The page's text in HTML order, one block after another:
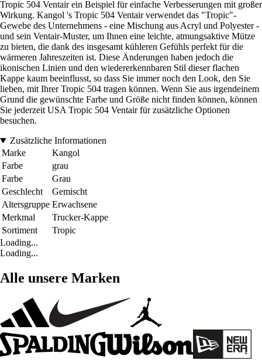
Tropic 504 Ventair ein Beispiel für einfache Verbesserungen mit großer
Wirkung. Kangol 's Tropic 504 Ventair verwendet das "Tropic"-
Gewebe des Unternehmens - eine Mischung aus Acryl und Polyester -
und sein Ventair-Muster, um Ihnen eine leichte, atmungsaktive Mütze
zu bieten, die dank des insgesamt kühleren Gefühls perfekt für die
wärmeren Jahreszeiten ist. Diese Änderungen haben jedoch die
ikonischen Linien und den wiedererkennbaren Stil dieser flachen
Kappe kaum beeinflusst, so dass Sie immer noch den Look, den Sie
lieben, mit Ihrer Tropic 504 tragen können. Wenn Sie aus irgendeinem
Grund die gewünschte Farbe und Größe nicht finden können, können
Sie jederzeit USA Tropic 504 Ventair für zusätzliche Optionen
besuchen.
Zusätzliche Informationen
Marke
Kangol
Farbe
grau
Farbe
Grau
Geschlecht
Gemischt
Altersgruppe Erwachsene
Merkmal
Trucker-Kappe
Sortiment
Tropic
Loading...
Loading...
Alle unsere Marken